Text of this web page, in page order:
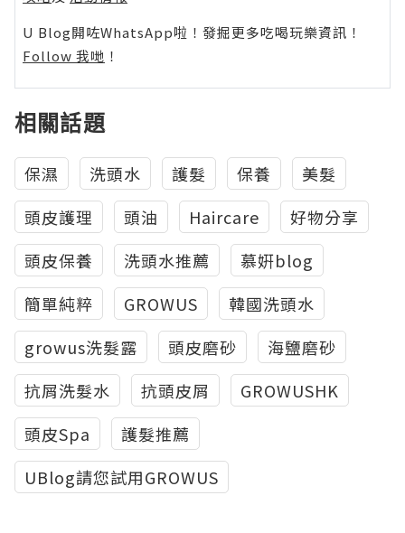
U Blog開咗WhatsApp啦！發掘更多吃喝玩樂資訊！
Follow 我哋 ！
相關話題
保濕 洗頭水 護髮 保養
美髮
頭皮護理
頭油 Haircare
好物分享
頭皮保養
洗頭水推薦
慕姸blog
簡單純粹
GROWUS
韓國洗頭水
growus洗髮露
頭皮磨砂
海鹽磨砂
抗屑洗髮水
抗頭皮屑
GROWUSHK
頭皮Spa
護髮推薦
UBlog請您試用GROWUS